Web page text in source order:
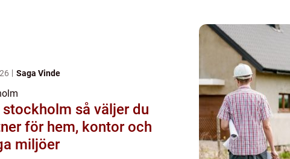
Saga Vinde
så väljer du
för hem, kontor och
miljöer